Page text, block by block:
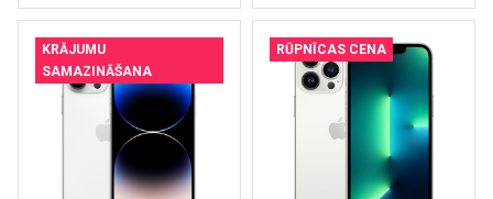
KRĀJUMU
SAMAZINĀŠANA
RŪPNĪCAS CENA